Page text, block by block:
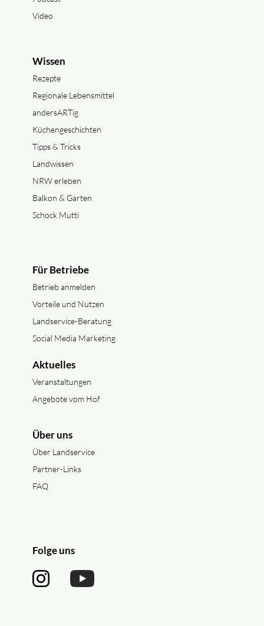
Video
Wissen
Rezepte
Regionale Lebensmittel
andersARTig
Küchengeschichten
Tipps & Tricks
Landwissen
NRW erleben
Balkon & Garten
Schock Mutti
Für Betriebe
Betrieb anmelden
Vorteile und Nutzen
Landservice-Beratung
Social Media Marketing
Aktuelles
Veranstaltungen
Angebote vom Hof
Über uns
Über Landservice
Partner-Links
FAQ
Folge uns